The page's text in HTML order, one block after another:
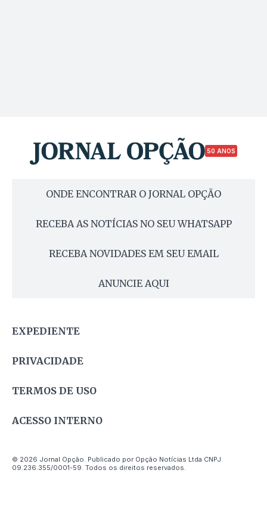
50 ANOS
ONDE ENCONTRAR O JORNAL OPÇÃO
RECEBA AS NOTÍCIAS NO SEU WHATSAPP
RECEBA NOVIDADES EM SEU EMAIL
ANUNCIE AQUI
EXPEDIENTE
PRIVACIDADE
TERMOS DE USO
ACESSO INTERNO
© 2026 Jornal Opção. Publicado por Opção Notícias Ltda CNPJ
09.236.355/0001-59. Todos os direitos reservados.